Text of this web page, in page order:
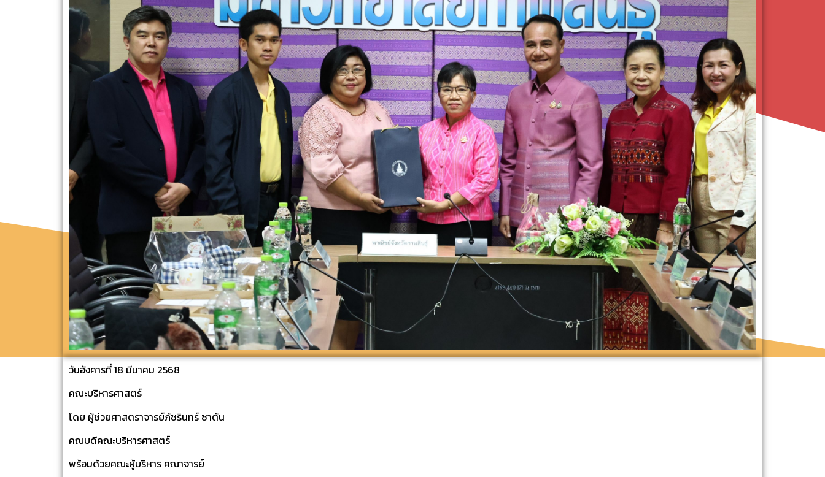
วันอังคารที่ 18 มีนาคม 2568
คณะบริหารศาสตร์
โดย ผู้ช่วยศาสตราจารย์ภัชรินทร์ ซาตัน
คณบดีคณะบริหารศาสตร์
พร้อมด้วยคณะผู้บริหาร คณาจารย์